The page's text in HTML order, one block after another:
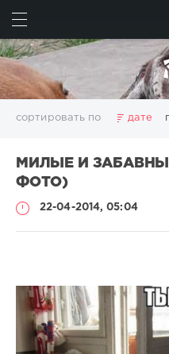
сортировать по дате
МИЛЫЕ И
ФОТО)
22-04-2014, 05:04
Natalja
6
916
1